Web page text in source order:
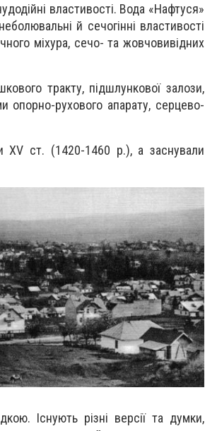
властивості. Вода «Нафтуся»
й сечогінні властивості
міхура, сечо- та жовчовивідних
тракту, підшлункової залози,
опорно-рухового апарату, серцево-
XV ст. (1420-1460 р.), а заснували
Існують різні версії та думки,